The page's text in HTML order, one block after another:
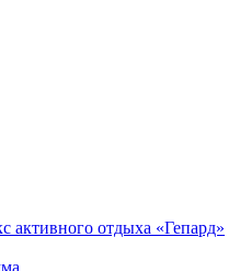
активного отдыха «Гепард»